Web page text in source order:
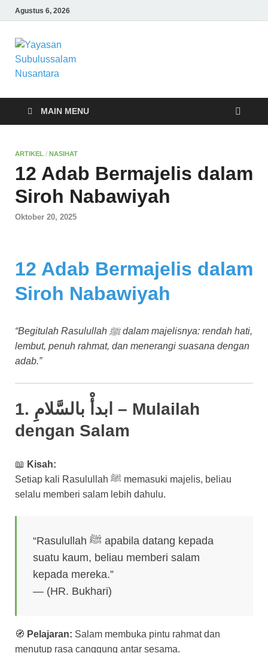
Agustus 6, 2026
Nusantara
MAIN MENU
ARTIKEL / NASIHAT
12 Adab Bermajelis dalam
Siroh Nabawiyah
Oktober 20, 2025
12 Adab Bermajelis dalam
Siroh Nabawiyah
“Begitulah Rasulullah ﷺ dalam majelisnya: rendah hati,
lembut, penuh rahmat, dan menerangi suasana dengan
adab.”
1. ابدأْ بالسَّلامِ – Mulailah
dengan Salam
📖 Kisah:
Setiap kali Rasulullah ﷺ memasuki majelis, beliau
selalu memberi salam lebih dahulu.
“Rasulullah ﷺ apabila datang kepada
suatu kaum, beliau memberi salam
kepada mereka.”
— (HR. Bukhari)
🧭 Pelajaran: Salam membuka pintu rahmat dan
menutup rasa canggung antar sesama.